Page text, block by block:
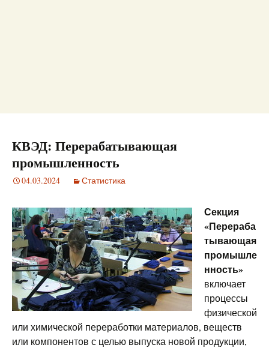
КВЭД: Перерабатывающая
промышленность
04.03.2024 Статистика
Секция
«Перераба
тывающая
промышле
нность»
включает
процессы
физической
или химической переработки материалов, веществ
или компонентов с целью выпуска новой продукции,